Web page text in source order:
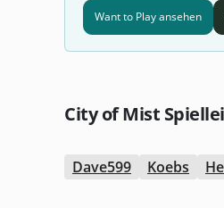
Want to Play ansehen
City of Mist
Dave599 Koebs